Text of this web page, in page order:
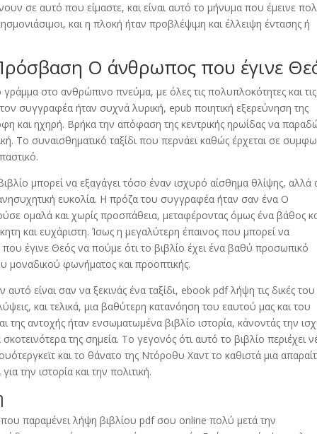
σε αυτό που είμαστε, και είναι αυτό το μήνυμα που έμεινε
και η πλοκή ήταν προβλέψιμη και έλλειψη έντασης ή
Ο άνθρωπος που έγινε
στο ανθρώπινο πνεύμα, με όλες τις πολυπλοκότητες και τις
συγγραφέα ήταν συχνά λυρική, epub ποιητική εξερεύνηση της
και ηχηρή. Βρήκα την απόφαση της κεντρικής ηρωίδας να
Το συναισθηματικό ταξίδι που περνάει καθώς έρχεται σε
μπορεί να εξαγάγει τόσο έναν ισχυρό αίσθημα θλίψης, αλλά
ευκολία. Η πρόζα του συγγραφέα ήταν σαν ένα Ο
ομαλά και χωρίς προσπάθεια, μεταφέροντας όμως ένα βάθος
και ευχάριστη. Ίσως η μεγαλύτερη έπαινος που μπορεί να
έγινε Θεός να πούμε ότι το βιβλίο έχει ένα βαθύ προσωπικό
μοναδικού φωνήματος και προοπτικής.
είναι σαν να ξεκινάς ένα ταξίδι, ebook pdf λήψη τις δικές του
και τελικά, μια βαθύτερη κατανόηση του εαυτού μας και του
της αντοχής ήταν ενσωματωμένα βιβλίο ιστορία, κάνοντάς την
της σημεία. Το γεγονός ότι αυτό το βιβλίο περιέχει
και το θάνατο της Ντόροθυ Χαντ το καθιστά μια
την ιστορία και την πολιτική.
παραμένει λήψη βιβλίου pdf σου online πολύ μετά την